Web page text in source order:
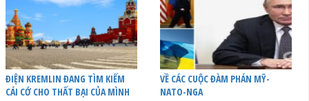
ĐIỆN KREMLIN ĐANG TÌM KIẾM
CÁI CỚ CHO THẤT BẠI CỦA MÌNH
VỀ CÁC CUỘC ĐÀM PHÁN MỸ-
NATO-NGA